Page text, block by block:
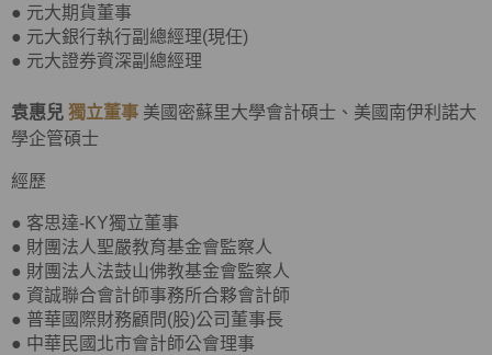
● 元大期貨董事
● 元大銀行執行副總經理(現任)
● 元大證券資深副總經理
袁惠兒 獨立董事 美國密蘇里大學會計碩士、美國南伊利諾大
學企管碩士
經歷
● 客思達-KY獨立董事
● 財團法人聖嚴教育基金會監察人
● 財團法人法鼓山佛教基金會監察人
● 資誠聯合會計師事務所合夥會計師
● 普華國際財務顧問(股)公司董事長
● 中華民國北市會計師公會理事